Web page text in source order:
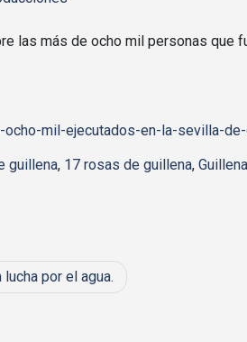
las más de ocho mil personas que
mil-ejecutados-en-la-sevilla-
guillena, 17 rosas de guillena,
por el agua.